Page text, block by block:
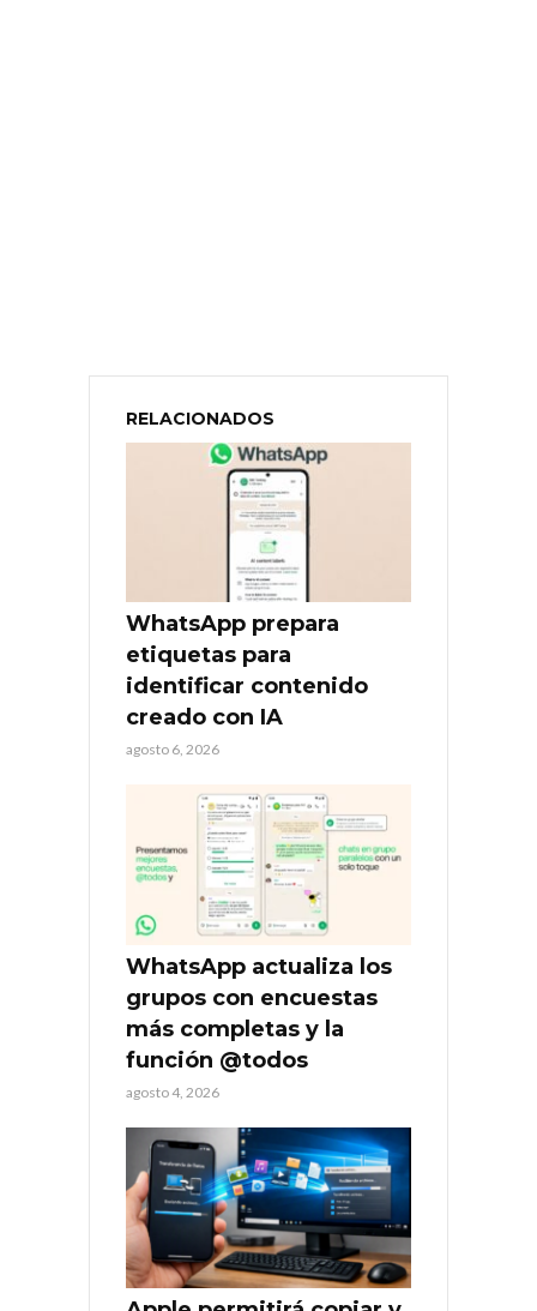
RELACIONADOS
WhatsApp prepara
etiquetas para
identificar contenido
creado con IA
agosto 6, 2026
WhatsApp actualiza los
grupos con encuestas
más completas y la
función @todos
agosto 4, 2026